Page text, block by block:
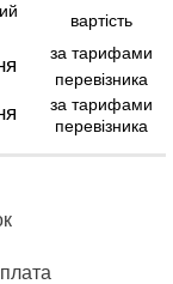
вартість
за тарифами
перевізника
за тарифами
перевізника